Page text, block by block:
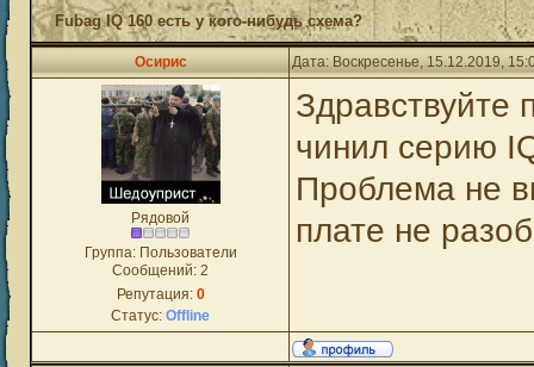
Fubag IQ 160 есть у кого-нибудь схема?
Осирис Дата: Воскресенье, 15.12.2019,
Рядовой
Группа: Пользователи
Сообщений: 2
Репутация: 0
Статус: Offline
Здравствуйте
чинил серию
Проблема не
плате не